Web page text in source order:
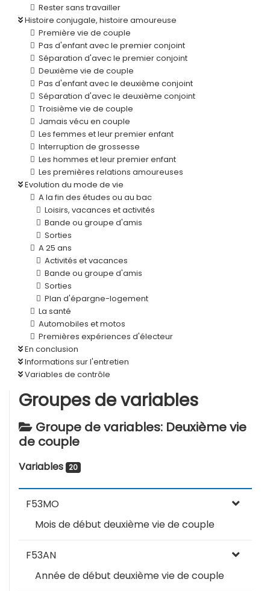
Rester sans travailler
Histoire conjugale, histoire amoureuse
Première vie de couple
Pas d'enfant avec le premier conjoint
Séparation d'avec le premier conjoint
Deuxième vie de couple
Pas d'enfant avec le deuxième conjoint
Séparation d'avec le deuxième conjoint
Troisième vie de couple
Jamais vécu en couple
Les femmes et leur premier enfant
Interruption de grossesse
Les hommes et leur premier enfant
Les premières relations amoureuses
Evolution du mode de vie
A la fin des études ou au bac
Loisirs, vacances et activités
Bande ou groupe d'amis
Sorties
A 25 ans
Activités et vacances
Bande ou groupe d'amis
Sorties
Plan d'épargne-logement
La santé
Automobiles et motos
Premières expériences d'électeur
En conclusion
Informations sur l'entretien
Variables de contrôle
Groupes de variables
Groupe de variables: Deuxième vie
de couple
Variables 20
F53MO
Mois de début deuxième vie de couple
F53AN
Année de début deuxième vie de couple